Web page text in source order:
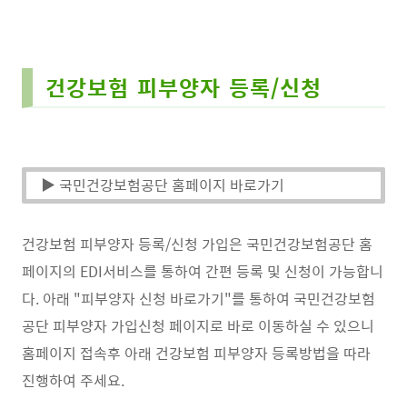
건강보험 피부양자 등록/신청
▶ 국민건강보험공단 홈페이지 바로가기
건강보험 피부양자 등록/신청 가입은 국민건강보험공단 홈
페이지의 EDI서비스를 통하여 간편 등록 및 신청이 가능합니
다. 아래 "피부양자 신청 바로가기"를 통하여 국민건강보험
공단 피부양자 가입신청 페이지로 바로 이동하실 수 있으니
홈페이지 접속후 아래 건강보험 피부양자 등록방법을 따라
진행하여 주세요.